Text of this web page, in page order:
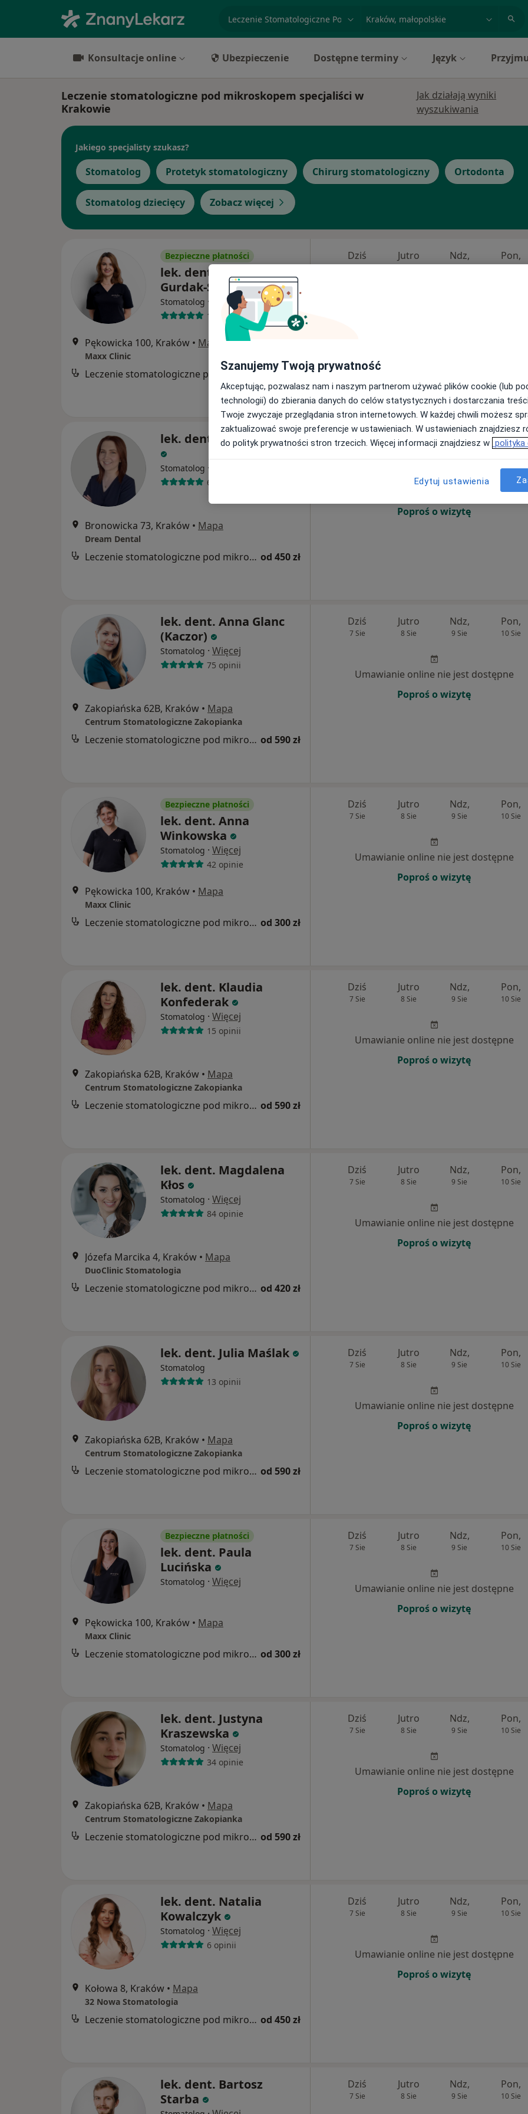
miasto lub dzielnica
Konsultacje online Ubezpieczenie Dostępne terminy Język
Leczenie stomatologiczne pod mikroskopem specjaliści w
Krakowie
Jak działają wyniki
wyszukiwania
Jakiego specjalisty szukasz?
Stomatolog Protetyk stomatologiczny Chirurg stomatologiczny Ortodonta
Stomatolog dziecięcy Zobacz więcej
Bezpieczne płatności
lek. dent. Joanna
Gurdak-Sitek
Stomatolog · Więcej
11 opinii
Pękowicka 100, Kraków • Mapa
Maxx Clinic
Leczenie stomatologiczne pod mikroskopem od 300 zł
Dziś
7 Sie
Jutro
8 Sie
Ndz,
9 Sie
Pon,
10 Sie
lek. dent. Marta Matuła
Stomatolog ·
66 opinii
Bronowicka 73, Kraków • Mapa
Dream Dental
Leczenie stomatologiczne pod mikroskopem od 450 zł
Dziś Jutro Ndz,
9 Sie
Pon,
10 Sie
Umawianie online nie jest dostępne
Poproś o wizytę
lek. dent. Anna Glanc
(Kaczor)
Stomatolog · Więcej
75 opinii
Zakopiańska 62B, Kraków • Mapa
Centrum Stomatologiczne Zakopianka
Leczenie stomatologiczne pod mikroskopem od 590 zł
Dziś
7 Sie
Jutro
8 Sie
Ndz,
9 Sie
Pon,
10 Sie
Umawianie online nie jest dostępne
Poproś o wizytę
Bezpieczne płatności
lek. dent. Anna
Winkowska
Stomatolog · Więcej
42 opinie
Pękowicka 100, Kraków • Mapa
Maxx Clinic
Leczenie stomatologiczne pod mikroskopem od 300 zł
Dziś
7 Sie
Jutro
8 Sie
Ndz,
9 Sie
Pon,
10 Sie
Umawianie online nie jest dostępne
Poproś o wizytę
lek. dent. Klaudia
Konfederak
Stomatolog · Więcej
15 opinii
Zakopiańska 62B, Kraków • Mapa
Centrum Stomatologiczne Zakopianka
Leczenie stomatologiczne pod mikroskopem od 590 zł
Dziś
7 Sie
Jutro
8 Sie
Ndz,
9 Sie
Pon,
10 Sie
Umawianie online nie jest dostępne
Poproś o wizytę
lek. dent. Magdalena
Kłos
Stomatolog · Więcej
84 opinie
Józefa Marcika 4, Kraków • Mapa
DuoClinic Stomatologia
Leczenie stomatologiczne pod mikroskopem od 420 zł
Dziś
7 Sie
Jutro
8 Sie
Ndz,
9 Sie
Pon,
10 Sie
Umawianie online nie jest dostępne
Poproś o wizytę
lek. dent. Julia Maślak
Stomatolog
13 opinii
Zakopiańska 62B, Kraków • Mapa
Centrum Stomatologiczne Zakopianka
Leczenie stomatologiczne pod mikroskopem od 590 zł
Dziś
7 Sie
Jutro
8 Sie
Ndz,
9 Sie
Pon,
10 Sie
Umawianie online nie jest dostępne
Poproś o wizytę
Bezpieczne płatności
lek. dent. Paula
Lucińska
Stomatolog · Więcej
Pękowicka 100, Kraków • Mapa
Maxx Clinic
Leczenie stomatologiczne pod mikroskopem od 300 zł
Dziś
7 Sie
Jutro
8 Sie
Ndz,
9 Sie
Pon,
10 Sie
Umawianie online nie jest dostępne
Poproś o wizytę
lek. dent. Justyna
Kraszewska
Stomatolog · Więcej
34 opinie
Zakopiańska 62B, Kraków • Mapa
Centrum Stomatologiczne Zakopianka
Leczenie stomatologiczne pod mikroskopem od 590 zł
Dziś
7 Sie
Jutro
8 Sie
Ndz,
9 Sie
Pon,
10 Sie
Umawianie online nie jest dostępne
Poproś o wizytę
lek. dent. Natalia
Kowalczyk
Stomatolog · Więcej
6 opinii
Kołowa 8, Kraków • Mapa
32 Nowa Stomatologia
Leczenie stomatologiczne pod mikroskopem od 450 zł
Dziś
7 Sie
Jutro
8 Sie
Ndz,
9 Sie
Pon,
10 Sie
Umawianie online nie jest dostępne
Poproś o wizytę
lek. dent. Bartosz
Starba
Dziś
7 Sie
Jutro
8 Sie
Ndz,
9 Sie
Pon,
10 Sie
Szanujemy Twoją prywatność
Akceptując, pozwalasz nam i naszym partnerom używać plików cookie (lub
technologii) do zbierania danych do celów statystycznych i dostarczania
Twoje zwyczaje przeglądania stron internetowych. W każdej chwili możesz
zaktualizować swoje preferencje w ustawieniach. W ustawieniach znajdziesz
do polityk prywatności stron trzecich. Więcej informacji znajdziesz w polityka
Edytuj ustawienia